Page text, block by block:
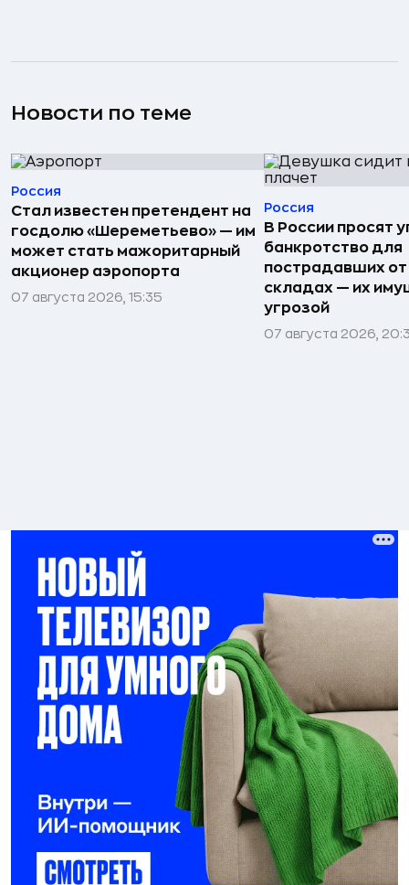
Новости по теме
Россия
Стал известен претендент на
госдолю «Шереметьево» — им
может стать мажоритарный
акционер аэропорта
07 августа 2026, 15:35
Россия
В России просят
банкротство для
пострадавших
складах — их
угрозой
07 августа 2026,